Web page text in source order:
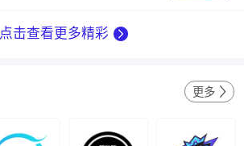
点击查看更多精彩
更多